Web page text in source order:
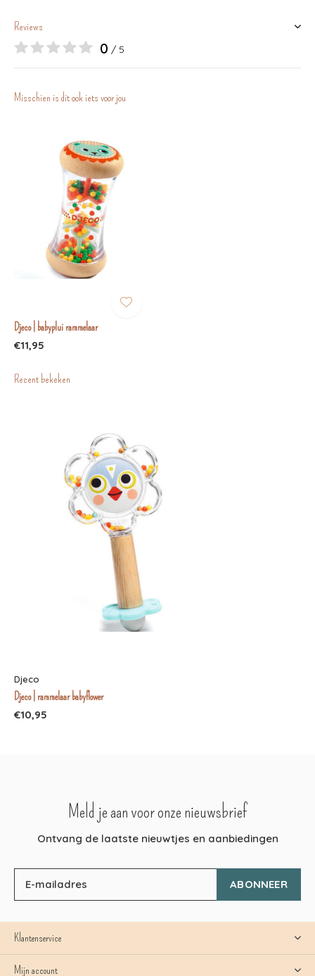
Reviews
0 / 5
Misschien is dit ook iets voor jou
Djeco | babyplui rammelaar
€11,95
Recent bekeken
Djeco
Djeco | rammelaar babyflower
€10,95
Meld je aan voor onze nieuwsbrief
Ontvang de laatste nieuwtjes en aanbiedingen
ABONNEER
Klantenservice
Mijn account